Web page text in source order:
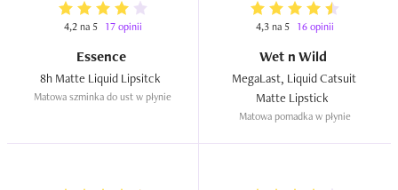
4,2 na 5 17 opinii
Essence
Matowa szminka do ust w płynie
4,3 na 5 16 opinii
Wet n Wild
MegaLast, Liquid Catsuit
Matowa pomadka w płynie